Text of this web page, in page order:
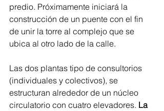
predio. Próximamente iniciará la
construcción de un puente con el fin
de unir la torre al complejo que se
ubica al otro lado de la calle.
Las dos plantas tipo de consultorios
(individuales y colectivos), se
estructuran alrededor de un núcleo
circulatorio con cuatro elevadores. La